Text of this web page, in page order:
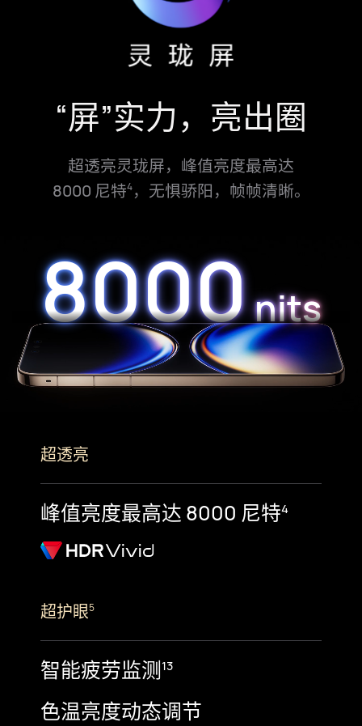
“屏”实力，亮出圈
超透亮灵珑屏，峰值亮⁠度最高达
8000 尼特4，无惧骄阳，帧帧清晰。
8000nits
8000nits
8000nits
8000nits
超透亮
峰值亮⁠度最高达 8000 尼特4
超护眼5
智能疲劳监测13
色温亮度动态调节